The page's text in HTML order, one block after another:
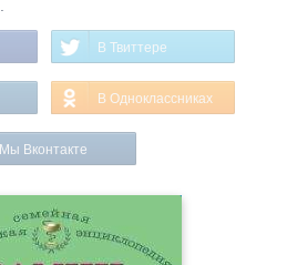
В Твиттере
В Одноклассниках
Мы Вконтакте